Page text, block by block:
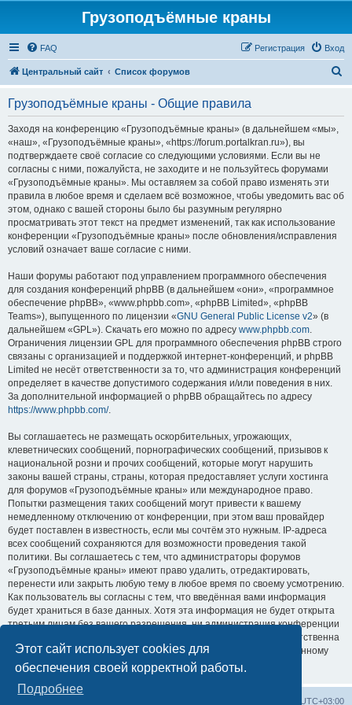
Этот сайт использует cookies для
обеспечения своей корректной работы.
Подробнее
Грузоподъёмные краны
FAQ Вход
Регистрация
Центральный сайт Список форумов
Грузоподъёмные краны - Общие правила
Заходя на конференцию «Грузоподъёмные краны» (в дальнейшем «мы»,
«наш», «Грузоподъёмные краны», «https://forum.portalkran.ru»), вы
подтверждаете своё согласие со следующими условиями. Если вы не
согласны с ними, пожалуйста, не заходите и не пользуйтесь форумами
«Грузоподъёмные краны». Мы оставляем за собой право изменять эти
правила в любое время и сделаем всё возможное, чтобы уведомить вас об
этом, однако с вашей стороны было бы разумным регулярно
просматривать этот текст на предмет изменений, так как использование
конференции «Грузоподъёмные краны» после обновления/исправления
условий означает ваше согласие с ними.
Наши форумы работают под управлением программного обеспечения
для создания конференций phpBB (в дальнейшем «они», «программное
обеспечение phpBB», «www.phpbb.com», «phpBB Limited», «phpBB
Teams»), выпущенного по лицензии «GNU General Public License v2» (в
дальнейшем «GPL»). Скачать его можно по адресу www.phpbb.com.
Ограничения лицензии GPL для программного обеспечения phpBB строго
связаны с организацией и поддержкой интернет-конференций, и phpBB
Limited не несёт ответственности за то, что администрация конференций
определяет в качестве допустимого содержания и/или поведения в них.
За дополнительной информацией о phpBB обращайтесь по адресу
https://www.phpbb.com/.
Вы соглашаетесь не размещать оскорбительных, угрожающих,
клеветнических сообщений, порнографических сообщений, призывов к
национальной розни и прочих сообщений, которые могут нарушить
законы вашей страны, страны, которая предоставляет услуги хостинга
для форумов «Грузоподъёмные краны» или международное право.
Попытки размещения таких сообщений могут привести к вашему
немедленному отключению от конференции, при этом ваш провайдер
будет поставлен в известность, если мы сочтём это нужным. IP-адреса
всех сообщений сохраняются для возможности проведения такой
политики. Вы соглашаетесь с тем, что администраторы форумов
«Грузоподъёмные краны» имеют право удалить, отредактировать,
перенести или закрыть любую тему в любое время по своему усмотрению.
Как пользователь вы согласны с тем, что введённая вами информация
будет храниться в базе данных. Хотя эта информация не будет открыта
третьим лицам без вашего разрешения, ни администрация конференции
«Грузоподъёмные краны», ни phpBB Limited не может быть ответственна
за действия хакеров, которые могут привести к несанкционированному
доступу к ней.
UTC+03:00